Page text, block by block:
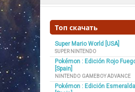
Топ скачать
Super Mario World [USA]
SUPER NINTENDO
Pokémon : Edición Rojo
[Spain]
NINTENDO GAMEBOY ADVANCE
Pokémon : Edición Esmeralda